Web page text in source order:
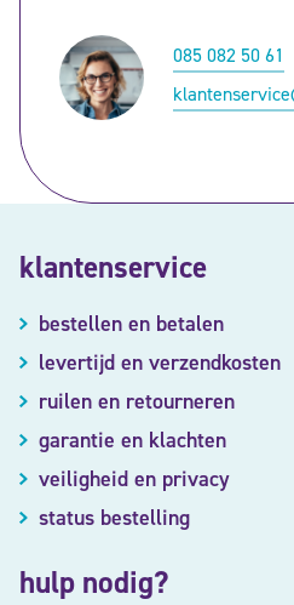
085 082 50 61
klantenservice
bestellen en betalen
levertijd en verzendkosten
ruilen en retourneren
garantie en klachten
veiligheid en privacy
status bestelling
hulp nodig?